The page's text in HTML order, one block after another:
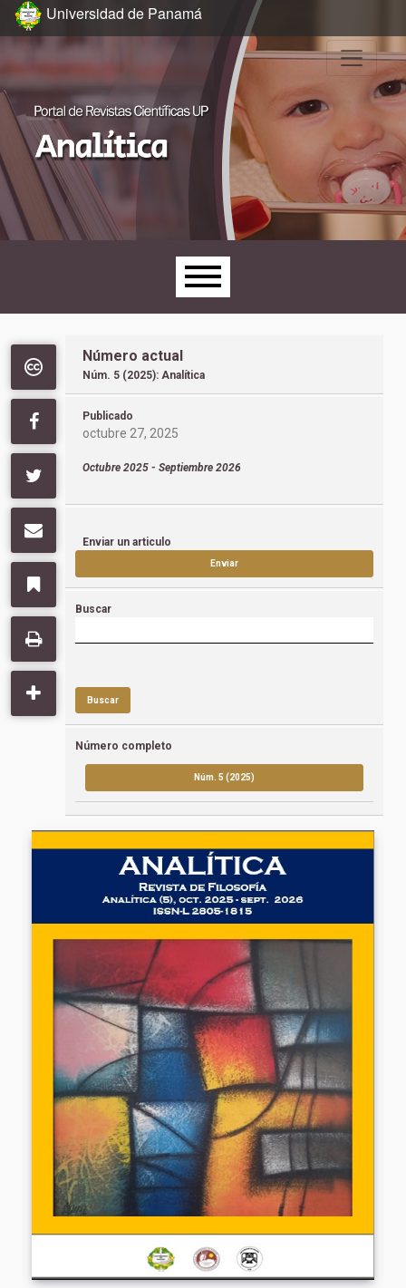
Ir al menú de navegación principal
Ir al contenido principal
Ir al pie de página del sitio
Universidad de Panamá
Menú principal
Número actual
Núm. 5 (2025): Analítica
Publicado
octubre 27, 2025
Octubre 2025 - Septiembre 2026
Enviar un articulo
Enviar
Buscar
Buscar
Número completo
Núm. 5 (2025)